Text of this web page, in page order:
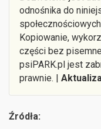
odnośnika do
Kopiowanie,
części bez
psiPARK.pl jest
prawnie. |
Źródła: